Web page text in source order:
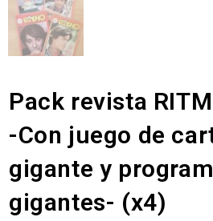
Pack revista
-Con juego de
gigante y
gigantes- (x4)